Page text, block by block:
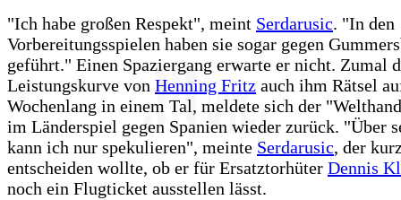
"Ich habe großen Respekt", meint Serdarusic. "In den
Vorbereitungsspielen haben sie sogar gegen
geführt." Einen Spaziergang erwarte er nicht. Zumal
Leistungskurve von Henning Fritz auch ihm Rätsel
Wochenlang in einem Tal, meldete sich der
im Länderspiel gegen Spanien wieder zurück. "Über
kann ich nur spekulieren", meinte Serdarusic, der
entscheiden wollte, ob er für Ersatztorhüter Dennis
noch ein Flugticket ausstellen lässt.